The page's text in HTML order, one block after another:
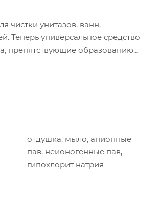
чистки унитазов, ванн,
Теперь универсальное средство
препятствующие образованию
отдушка, мыло, анионные
пав, неионогенные пав,
гипохлорит натрия